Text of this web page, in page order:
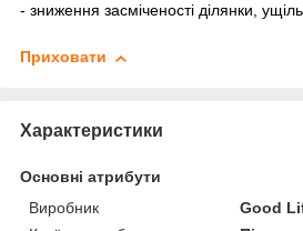
- зниження засміченості ділянки,
Приховати
Характеристики
Основні атрибути
Виробник
Good